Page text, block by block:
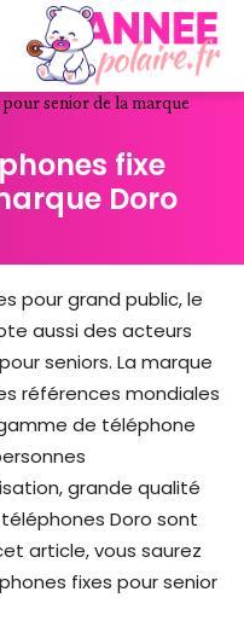
senior de la marque
fixe
Doro
pour grand public, le
aussi des acteurs
seniors. La marque
références mondiales
de téléphone
grande qualité
Doro sont
article, vous saurez
fixes pour senior